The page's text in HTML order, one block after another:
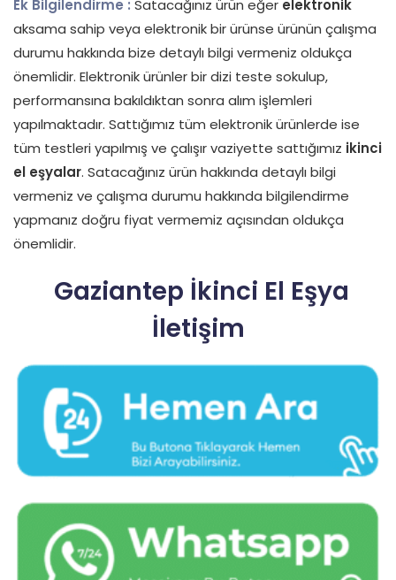
Ek Bilgilendirme : Satacağınız ürün eğer elektronik
aksama sahip veya elektronik bir ürünse ürünün çalışma
durumu hakkında bize detaylı bilgi vermeniz oldukça
önemlidir. Elektronik ürünler bir dizi teste sokulup,
performansına bakıldıktan sonra alım işlemleri
yapılmaktadır. Sattığımız tüm elektronik ürünlerde ise
tüm testleri yapılmış ve çalışır vaziyette sattığımız ikinci
el eşyalar. Satacağınız ürün hakkında detaylı bilgi
vermeniz ve çalışma durumu hakkında bilgilendirme
yapmanız doğru fiyat vermemiz açısından oldukça
önemlidir.
Gaziantep İkinci El Eşya
İletişim